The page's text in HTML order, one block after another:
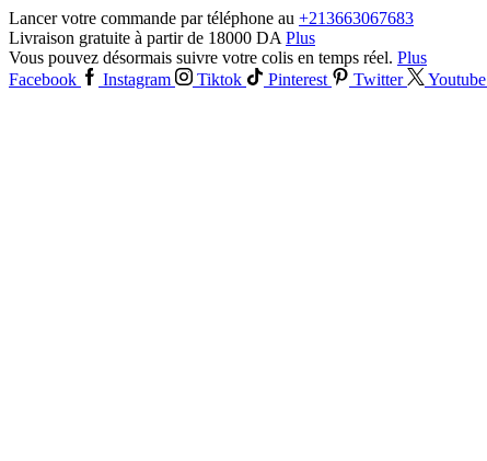
Lancer votre commande par téléphone au +213663067683
Livraison gratuite à partir de 18000 DA Plus
Vous pouvez désormais suivre votre colis en temps réel. Plus
Facebook
Instagram Tiktok Pinterest Twitter Youtube